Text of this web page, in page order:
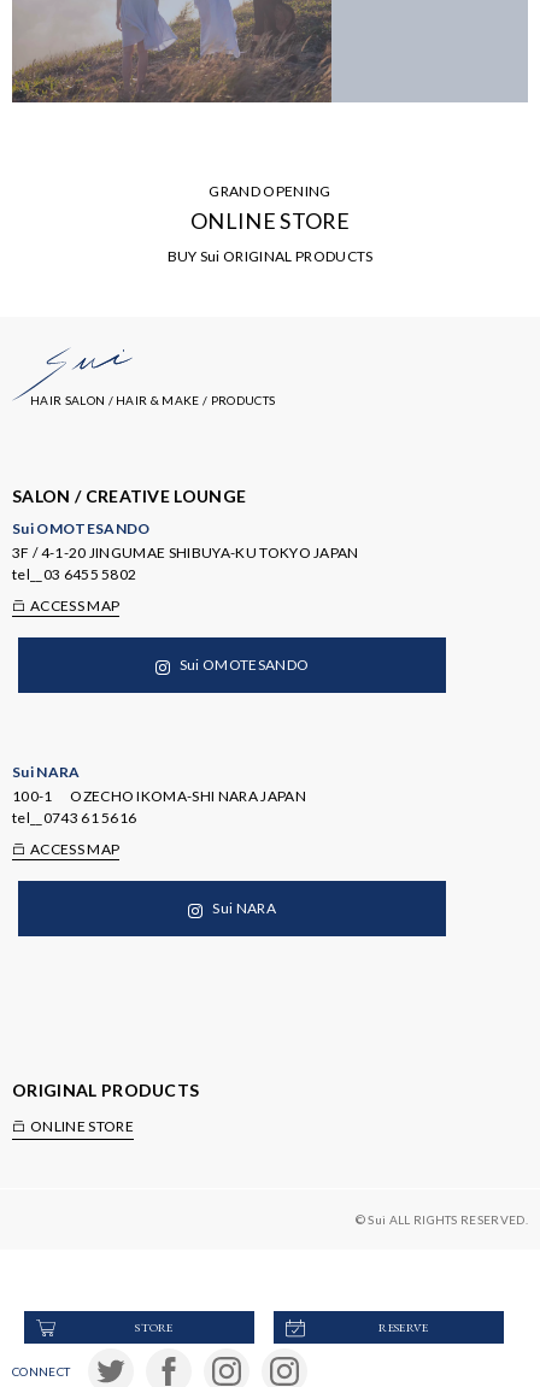
GRAND OPENING
ONLINE STORE
BUY Sui ORIGINAL PRODUCTS
HAIR SALON / HAIR & MAKE / PRODUCTS
SALON / CREATIVE LOUNGE
Sui OMOTESANDO
3F / 4-1-20 JINGUMAE SHIBUYA-KU TOKYO JAPAN
tel__ 03 6455 5802
ACCESS MAP
Sui OMOTESANDO
Sui NARA
100-1 OZECHO IKOMA-SHI NARA JAPAN
tel__ 0743 61 5616
ACCESS MAP
Sui NARA
ORIGINAL PRODUCTS
ONLINE STORE
© Sui ALL RIGHTS RESERVED.
STORE RESERVE
CONNECT